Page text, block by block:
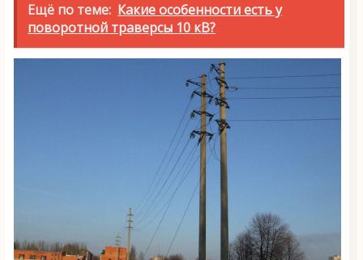
Ещё по теме: Какие особенности есть у
поворотной траверсы 10 кВ?